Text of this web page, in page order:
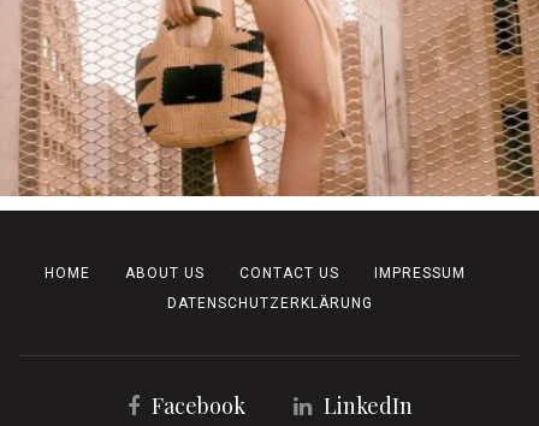
HOME ABOUT US CONTACT US
IMPRESSUM
DATENSCHUTZERKLÄRUNG
Facebook
LinkedIn